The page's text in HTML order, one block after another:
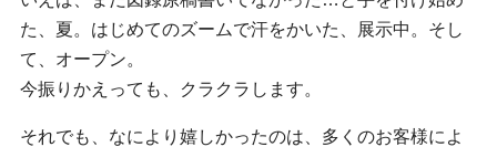
た、夏。はじめてのズームで汗をかいた、展示中。そし
て、オープン。
今振りかえっても、クラクラします。
それでも、なにより嬉しかったのは、多くのお客様によ